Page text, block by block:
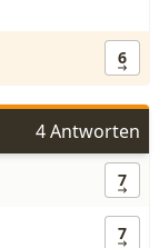
6
4 Antworten
7
7